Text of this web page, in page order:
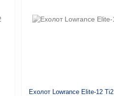
Ехолот Lowrance Elite-12 Ti2